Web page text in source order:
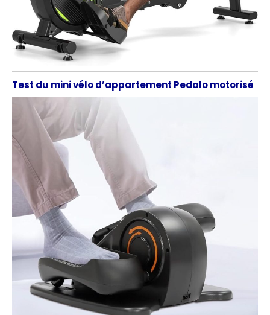
Test du mini vélo d’appartement Pedalo motorisé